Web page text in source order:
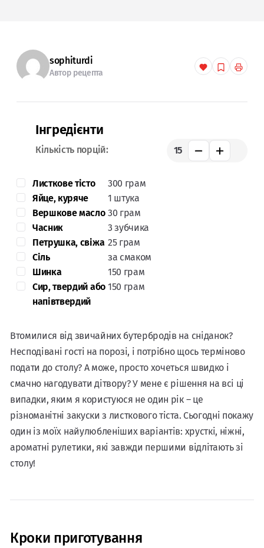
sophiturdi
Автор рецепта
Інгредієнти
Кількість порцій: 15
Листкове тісто
300 грам
Яйце, куряче
1 штука
Вершкове масло 30 грам
Часник
3 зубчика
Петрушка, свіжа 25 грам
Сіль
за смаком
Шинка
150 грам
Сир, твердий або
напівтвердий
150 грам
Втомилися від звичайних бутербродів на сніданок?
Несподівані гості на порозі, і потрібно щось терміново
подати до столу? А може, просто хочеться швидко і
смачно нагодувати дітвору? У мене є рішення на всі ці
випадки, яким я користуюся не один рік – це
різноманітні закуски з листкового тіста. Сьогодні покажу
один із моїх найулюбленіших варіантів: хрусткі, ніжні,
ароматні рулетики, які завжди першими відлітають зі
столу!
Кроки приготування